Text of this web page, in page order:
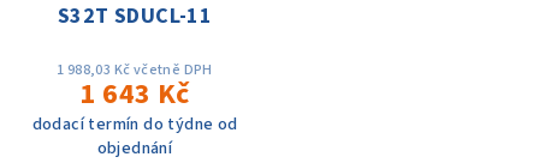
S32T SDUCL-11
1 988,03 Kč včetně DPH
1 643 Kč
dodací termín do týdne od
objednání